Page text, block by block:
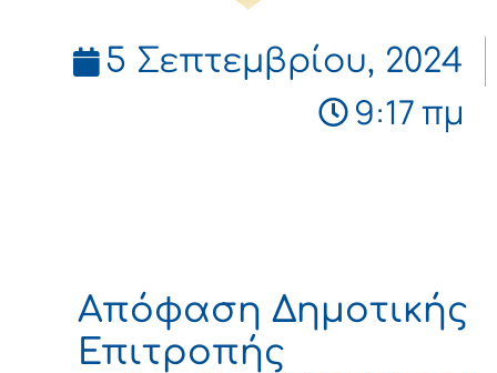
5 Σεπτεμβρίου, 2024
9:17 πμ
Απόφαση Δημοτικής
Επιτροπής